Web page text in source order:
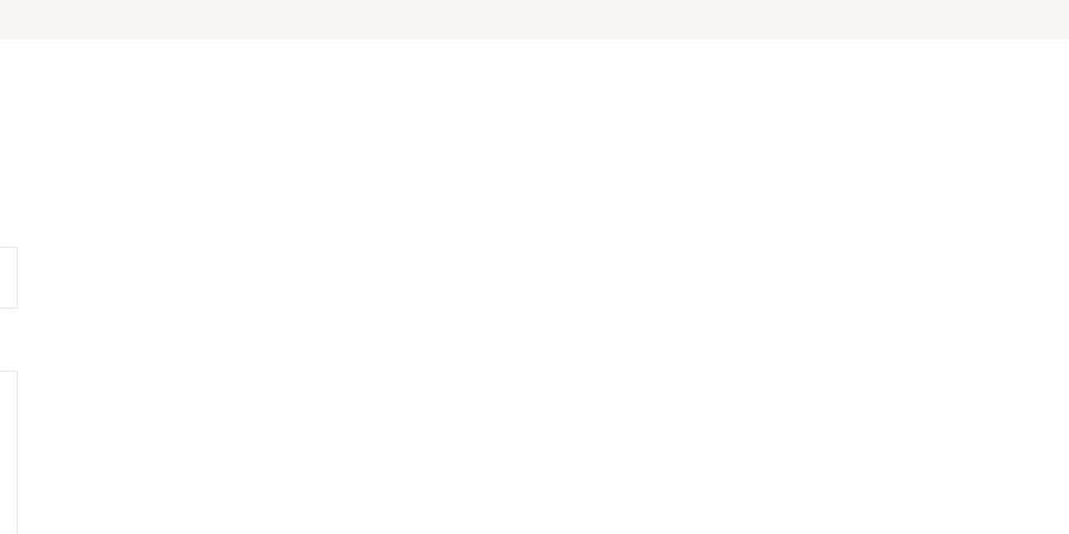
quadrata
del traguardo
morbida ed